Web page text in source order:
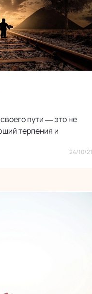
пути — это не
терпения и
24/10/21